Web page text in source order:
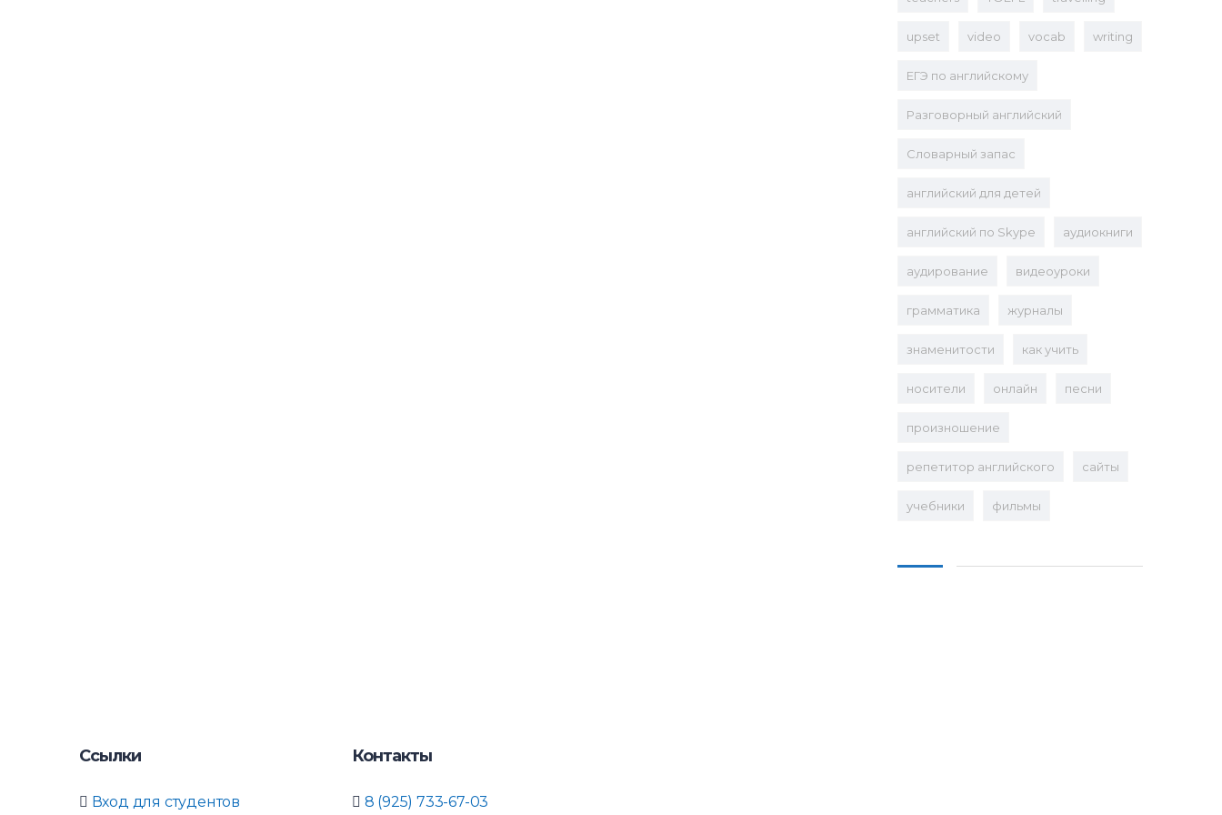
upset video vocab writing
ЕГЭ по английскому
Разговорный английский
Словарный запас
английский для детей
английский по Skype аудиокниги
аудирование видеоуроки
грамматика журналы
знаменитости как учить
носители онлайн песни
произношение
репетитор английского сайты
учебники фильмы
Ссылки
Вход для студентов
Контакты
8 (925) 733-67-03